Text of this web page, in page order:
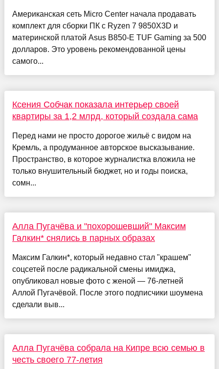
Американская сеть Micro Center начала продавать
комплект для сборки ПК с Ryzen 7 9850X3D и
материнской платой Asus B850-E TUF Gaming за 500
долларов. Это уровень рекомендованной цены
самого...
Ксения Собчак показала интерьер своей
квартиры за 1,2 млрд, который создала сама
Перед нами не просто дорогое жильё с видом на
Кремль, а продуманное авторское высказывание.
Пространство, в которое журналистка вложила не
только внушительный бюджет, но и годы поиска,
сомн...
Алла Пугачёва и "похорошевший" Максим
Галкин* снялись в парных образах
Максим Галкин*, который недавно стал "крашем"
соцсетей после радикальной смены имиджа,
опубликовал новые фото с женой — 76-летней
Аллой Пугачёвой. После этого подписчики шоумена
сделали выв...
Алла Пугачёва собрала на Кипре всю семью в
честь своего 77-летия